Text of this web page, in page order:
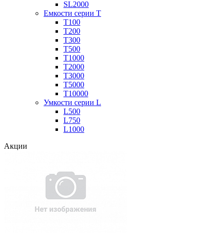
SL2000
Емкости серии Т
Т100
Т200
Т300
Т500
Т1000
Т2000
Т3000
Т5000
Т10000
Умкости серии L
L500
L750
L1000
Акции